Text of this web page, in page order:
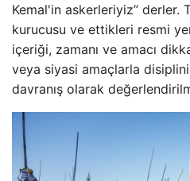
Kemal'in askerleriyiz” derler.
kurucusu ve ettikleri resmi
içeriği, zamanı ve amacı
veya siyasi amaçlarla
davranış olarak